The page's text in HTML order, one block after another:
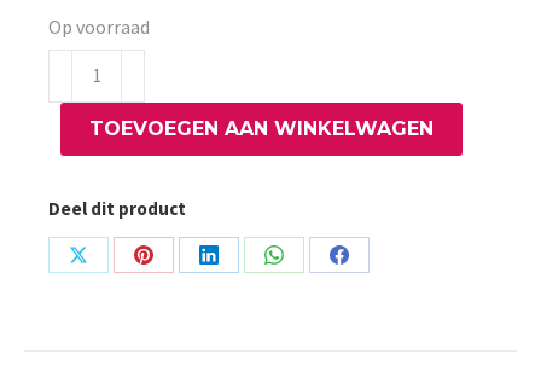
Op voorraad
ANNAELLE
Neon
Peach
bh
-
hartvorm
TOEVOEGEN AAN WINKELWAGEN
Deel dit product
Share
Share
Share
Share
Share